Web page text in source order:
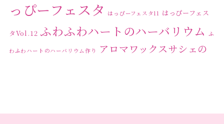
っぴーフェスタ
はっぴーフェスタ11 はっぴーフェス
タVol.12 ふわふわハートのハーバリウム ふ
わふわハートのハーバリウム作り
アロマワックスサシェの